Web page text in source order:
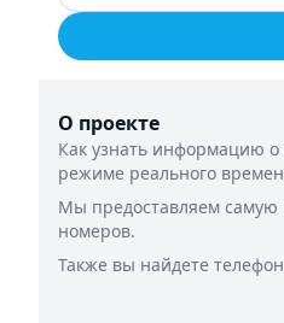
О проекте
Как узнать информацию о
режиме реального
Мы предоставляем самую
номеров.
Также вы найдете